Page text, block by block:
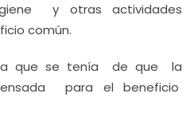
y otras actividades
común.
que se tenía de que la
para el beneficio